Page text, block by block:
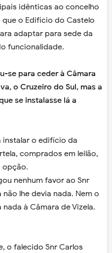
idênticas ao concelho
que o Edifício do Castelo
adaptar para sede da
funcionalidade.
se para ceder à Câmara
o Cruzeiro do Sul, mas a
se instalasse lá a
instalar o edifício da
comprados em leilão,
opção.
nenhum favor ao Snr
lhe devia nada. Nem o
à Câmara de Vizela.
o falecido Snr Carlos